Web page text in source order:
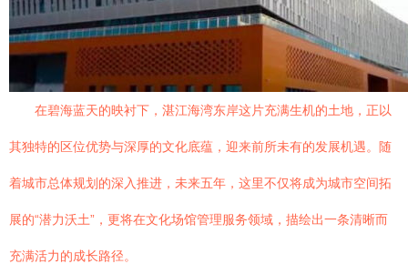
在碧海蓝天的映衬下，湛江海湾东岸这片充满生机的土地，正以
其独特的区位优势与深厚的文化底蕴，迎来前所未有的发展机遇。随
着城市总体规划的深入推进，未来五年，这里不仅将成为城市空间拓
展的“潜力沃土”，更将在文化场馆管理服务领域，描绘出一条清晰而
充满活力的成长路径。